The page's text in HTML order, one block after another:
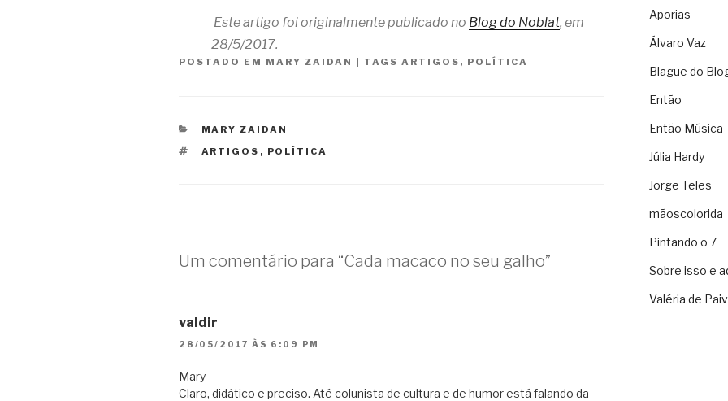
Este artigo foi originalmente publicado no Blog do Noblat, em
28/5/2017.
POSTADO EM MARY ZAIDAN | TAGS ARTIGOS , POLÍTICA
CATEGORIAS
MARY ZAIDAN
TAGS
ARTIGOS , POLÍTICA
Um comentário para “Cada macaco no seu galho”
valdir
28/05/2017 ÀS 6:09 PM
Mary
Claro, didático e preciso. Até colunista de cultura e de humor está falando da
Aporias
Álvaro Vaz
Blague do
Então
Então Música
Júlia Hardy
Jorge Teles
mãoscolorida
Pintando o 7
Sobre isso e
Valéria de